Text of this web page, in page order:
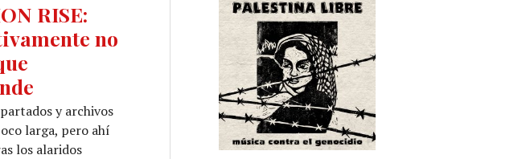
RISE:
no
y archivos
larga, pero ahí
los alaridos